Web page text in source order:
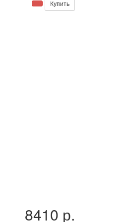
Купить
8410 р.